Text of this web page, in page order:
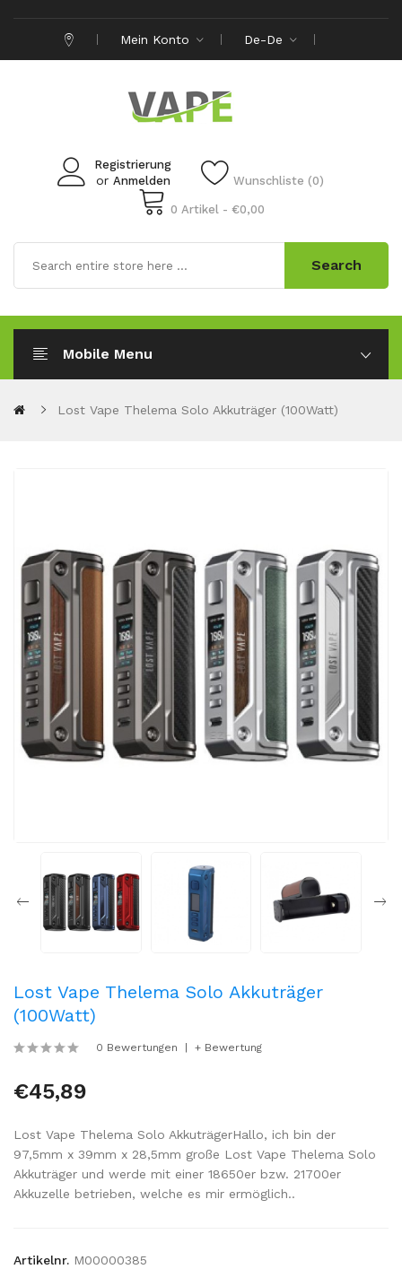
Mein Konto De-De
Registrierung
or Anmelden Wunschliste (0)
0 Artikel - €0,00
Search
Mobile Menu
Lost Vape Thelema Solo Akkuträger (100Watt)
Lost Vape Thelema Solo Akkuträger
(100Watt)
0 Bewertungen + Bewertung
€45,89
Lost Vape Thelema Solo AkkuträgerHallo, ich bin der
97,5mm x 39mm x 28,5mm große Lost Vape Thelema Solo
Akkuträger und werde mit einer 18650er bzw. 21700er
Akkuzelle betrieben, welche es mir ermöglich..
Artikelnr. M00000385